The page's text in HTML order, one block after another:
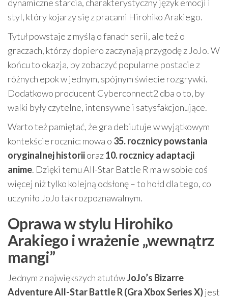
dynamiczne starcia, charakterystyczny język emocji i
styl, który kojarzy się z pracami Hirohiko Arakiego.
Tytuł powstaje z myślą o fanach serii, ale też o
graczach, którzy dopiero zaczynają przygodę z JoJo. W
końcu to okazja, by zobaczyć popularne postacie z
różnych epok w jednym, spójnym świecie rozgrywki.
Dodatkowo producent Cyberconnect2 dba o to, by
walki były czytelne, intensywne i satysfakcjonujące.
Warto też pamiętać, że gra debiutuje w wyjątkowym
kontekście rocznic: mowa o 35. rocznicy powstania
oryginalnej historiioraz10. rocznicy adaptacji
anime. Dzięki temu All-Star Battle R ma w sobie coś
więcej niż tylko kolejną odsłonę – to hołd dla tego, co
uczyniło JoJo tak rozpoznawalnym.
Oprawa w stylu Hirohiko
Arakiego i wrażenie „wewnątrz
mangi”
Jednym z największych atutówJoJo’s Bizarre
Adventure All-Star Battle R (Gra Xbox Series X)jest